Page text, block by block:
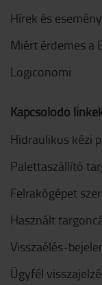
Hírek és
Miért érdemes a
Logiconomi
Kapcsolódó
Hidraulikus kézi
Palettaszállító
Felrakógépet
Használt
Visszaélés-
Ügyfél